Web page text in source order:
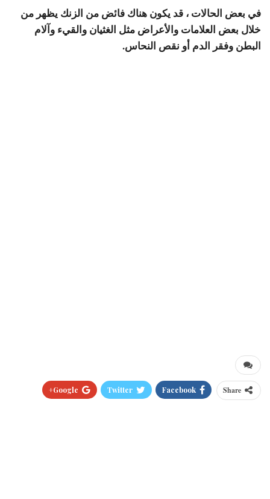
في بعض الحالات ، قد يكون هناك فائض من الزنك يظهر من
خلال بعض العلامات والأعراض مثل الغثيان والقيء وآلام
البطن وفقر الدم أو نقص النحاس.
Share
Facebook
Twitter
Google+